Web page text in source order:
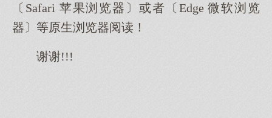
〔Safari 苹果浏览器〕或者〔Edge 微软浏览
器〕等原生浏览器阅读！
谢谢!!!